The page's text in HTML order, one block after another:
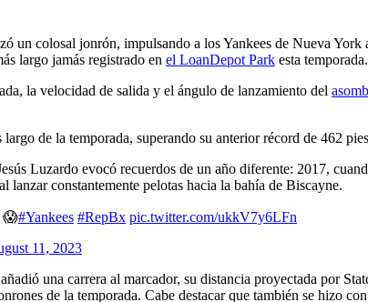
un colosal jonrón, impulsando a los Yankees de Nueva
largo jamás registrado en el LoanDepot Park esta temporada.
la velocidad de salida y el ángulo de lanzamiento del
de la temporada, superando su anterior récord de 462
Luzardo evocó recuerdos de un año diferente: 2017,
constantemente pelotas hacia la bahía de Biscayne.
😱#Yankees #RepBx pic.twitter.com/ukkV7y6LFn
11, 2023
una carrera al marcador, su distancia proyectada por
de la temporada. Cabe destacar que también se hizo